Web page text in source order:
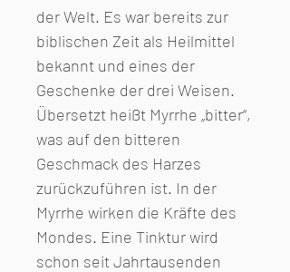
der Welt. Es war bereits zur
biblischen Zeit als Heilmittel
bekannt und eines der
Geschenke der drei Weisen.
Übersetzt heißt Myrrhe „bitter“,
was auf den bitteren
Geschmack des Harzes
zurückzuführen ist. In der
Myrrhe wirken die Kräfte des
Mondes. Eine Tinktur wird
schon seit Jahrtausenden